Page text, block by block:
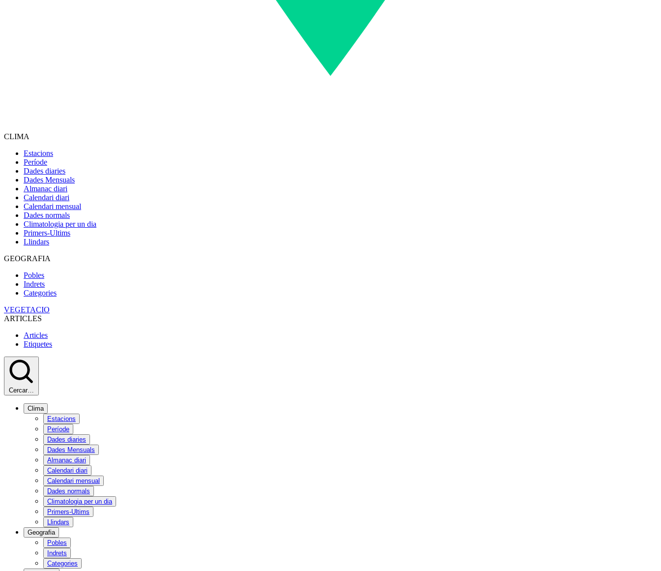
CLIMA
Estacions
Període
Dades diaries
Dades Mensuals
Almanac diari
Calendari diari
Calendari mensual
Dades normals
Climatologia per un dia
Primers-Ultims
Llindars
GEOGRAFIA
Pobles
Indrets
Categories
VEGETACIO
ARTICLES
Articles
Etiquetes
Cercar…
Clima
Estacions
Període
Dades diaries
Dades Mensuals
Almanac diari
Calendari diari
Calendari mensual
Dades normals
Climatologia per un dia
Primers-Ultims
Llindars
Geografia
Pobles
Indrets
Categories